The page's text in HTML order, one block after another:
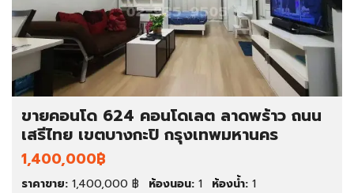
ขายคอนโด 624 คอนโดเลต ลาดพร้าว ถนน
เสรีไทย เขตบางกะปิ กรุงเทพมหานคร
1,400,000฿
ราคาขาย: 1,400,000 ฿ ห้องนอน: 1 ห้องน้ำ: 1